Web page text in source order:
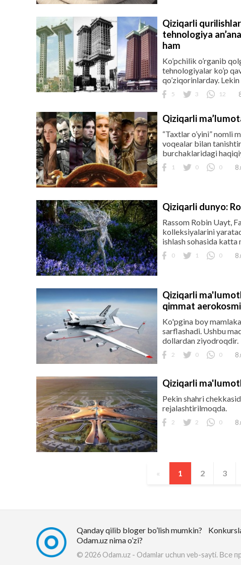
Qiziqarli
tehnologiya
ham
Ko’pchilik o’rganib
tehnologiyalar ko’p
qo’ziqorinlarday.
5 3 12
Qiziqarli
“Taxtlar o’yini” nomli
voqealar bilan
burchaklaridagi
1 0 0 8
Qiziqarli dunyo:
Rassom Robin Uayt,
kolleksiyalarini
ishlash sohasida katta
0 1 0 8
Qiziqarli
qimmat
Ko'pgina boy
sarflashadi. Ushbu
dollardan ziyodroqdir.
2 0 0 8
Qiziqarli
Pekin shahri
rejalashtirilmoqda.
2 2 0 8
« 1 2 3
Qanday qilib bloger bo’lish mumkin?
Odam.uz nima o’zi?
© 2026 Odam.uz - Odamlar uchun veb-sayti. Все